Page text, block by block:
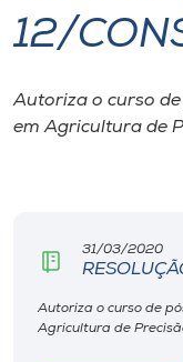
I.nova
Diplomados
CPA
Biblioteca
12/
Autoriza o curso
em Agricultura de
31/03/2020
Autoriza o curso de
Agricultura de